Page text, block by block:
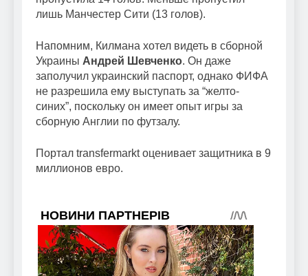
лишь Манчестер Сити (13 голов).
Напомним, Килмана хотел видеть в сборной
Украины Андрей Шевченко. Он даже
заполучил украинский паспорт, однако ФИФА
не разрешила ему выступать за “желто-
синих”, поскольку он имеет опыт игры за
сборную Англии по футзалу.
Портал transfermarkt оценивает защитника в 9
миллионов евро.